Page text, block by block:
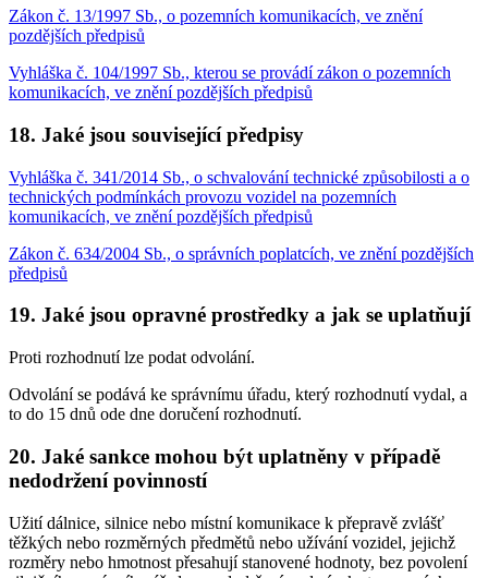
Zákon č. 13/1997 Sb., o pozemních komunikacích, ve znění
pozdějších předpisů
Vyhláška č. 104/1997 Sb., kterou se provádí zákon o pozemních
komunikacích, ve znění pozdějších předpisů
18. Jaké jsou související předpisy
Vyhláška č. 341/2014 Sb., o schvalování technické způsobilosti a o
technických podmínkách provozu vozidel na pozemních
komunikacích, ve znění pozdějších předpisů
Zákon č. 634/2004 Sb., o správních poplatcích, ve znění pozdějších
předpisů
19. Jaké jsou opravné prostředky a jak se uplatňují
Proti rozhodnutí lze podat odvolání.
Odvolání se podává ke správnímu úřadu, který rozhodnutí vydal, a
to do 15 dnů ode dne doručení rozhodnutí.
20. Jaké sankce mohou být uplatněny v případě
nedodržení povinností
Užití dálnice, silnice nebo místní komunikace k přepravě zvlášť
těžkých nebo rozměrných předmětů nebo užívání vozidel, jejichž
rozměry nebo hmotnost přesahují stanovené hodnoty, bez povolení